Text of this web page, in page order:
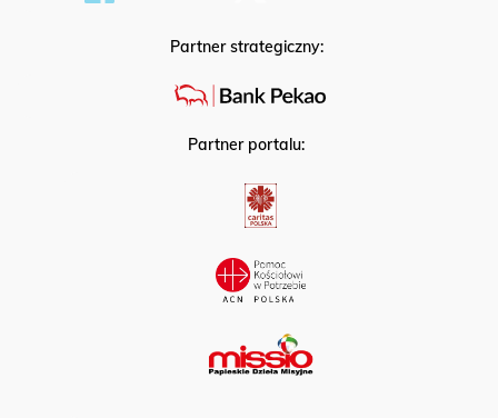
Partner strategiczny:
Partner portalu: